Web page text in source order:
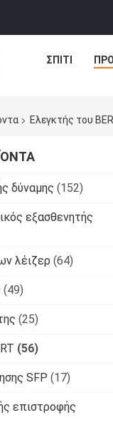
ΣΠΊΤΙ
Ελεγκτής του
δύναμης (152)
εξασθενητής
λέιζερ (64)
(49)
(25)
(56)
SFP (17)
επιστροφής